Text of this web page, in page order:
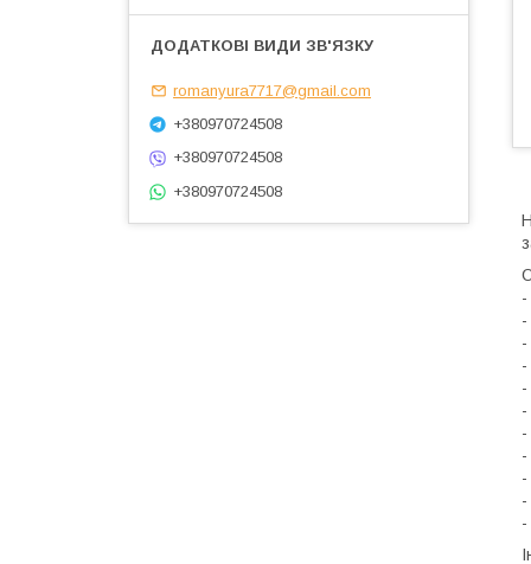
-
-
-
-
-
-
-
-
-
-
romanyura7717@gmail.com
+380970724508
+380970724508
+380970724508